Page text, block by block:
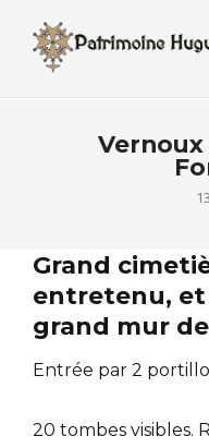
Vernoux
Grand
entretenu,
grand mur
Entrée par 2
20 tombes visibles.